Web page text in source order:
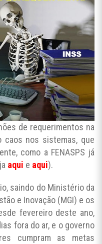
de requerimentos na
caos nos sistemas, que
como a FENASPS já
aqui e aqui).
saindo do Ministério da
e Inovação (MGI) e os
fevereiro deste ano,
fora do ar, e o governo
cumpram as metas